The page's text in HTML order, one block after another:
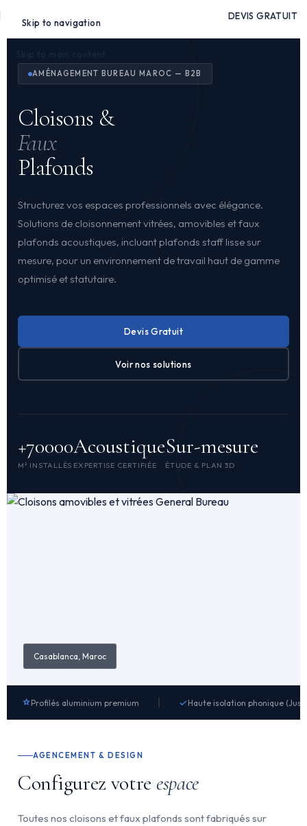
Skip to navigation
Skip to main content
DEVIS GRATUIT
AMÉNAGEMENT BUREAU MAROC — B2B
Cloisons &
Faux
Plafonds
Structurez vos espaces professionnels avec élégance.
Solutions de cloisonnement vitrées, amovibles et faux
plafonds acoustiques, incluant plafonds staff lisse sur
mesure, pour un environnement de travail haut de gamme
optimisé et statutaire.
Devis Gratuit
Voir nos solutions
+70000
M² INSTALLÉS
Acoustique
EXPERTISE CERTIFIÉE
Sur-mesure
ÉTUDE & PLAN 3D
Casablanca, Maroc
Profilés aluminium premium Haute isolation phonique
AGENCEMENT & DESIGN
Configurez votre espace
Toutes nos cloisons et faux plafonds sont fabriqués sur